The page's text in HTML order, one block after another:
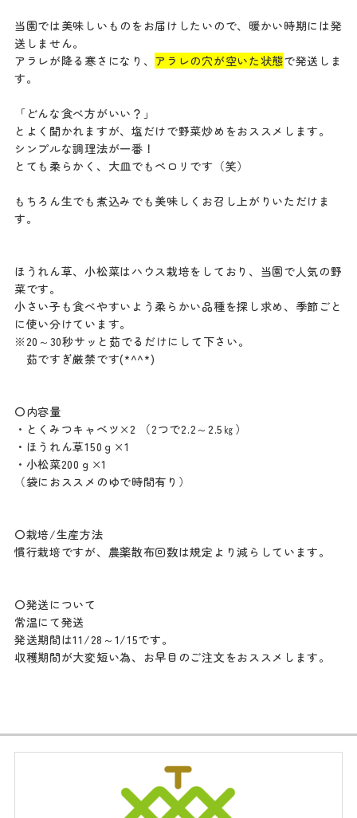
当園では美味しいものをお届けしたいので、暖かい時期には発
送しません。
アラレが降る寒さになり、 アラレの穴が空いた状態で発送しま
す。
「どんな食べ方がいい？」
とよく聞かれますが、塩だけで野菜炒めをおススメします。
シンプルな調理法が一番！
とても柔らかく、大皿でもペロリです（笑）
もちろん生でも煮込みでも美味しくお召し上がりいただけま
す。
ほうれん草、小松菜はハウス栽培をしており、当園で人気の野
菜です。
小さい子も食べやすいよう柔らかい品種を探し求め、季節ごと
に使い分けています。
※20～30秒サッと茹でるだけにして下さい。
茹ですぎ厳禁です(*^^*)
〇内容量
・とくみつキャベツ×2 （2つで2.2～2.5㎏）
・ほうれん草150ｇ×1
・小松菜200ｇ×1
（袋におススメのゆで時間有り）
〇栽培/生産方法
慣行栽培ですが、農薬散布回数は規定より減らしています。
〇発送について
常温にて発送
発送期間は11/28～1/15です。
収穫期間が大変短い為、お早目のご注文をおススメします。